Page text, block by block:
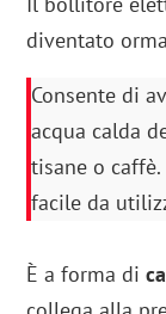
diventato
Consente di
acqua calda
tisane o
facile da
È a forma di